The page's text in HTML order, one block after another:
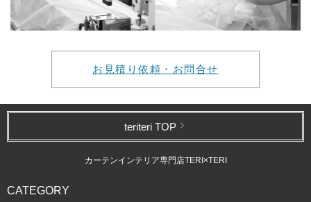
お見積り依頼・お問合せ
teriteri TOP
カーテンインテリア専門店TERI×TERI
CATEGORY